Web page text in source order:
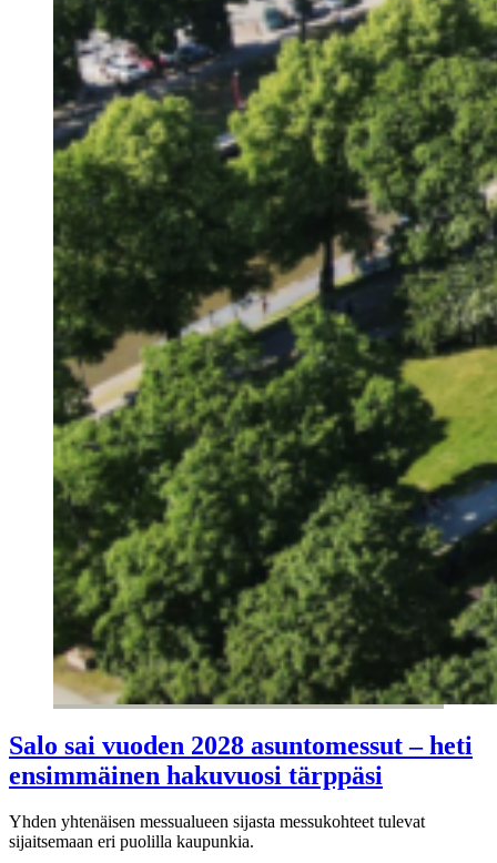
Salo sai vuoden 2028 asuntomessut – heti
ensimmäinen hakuvuosi tärppäsi
Yhden yhtenäisen messualueen sijasta messukohteet tulevat
sijaitsemaan eri puolilla kaupunkia.